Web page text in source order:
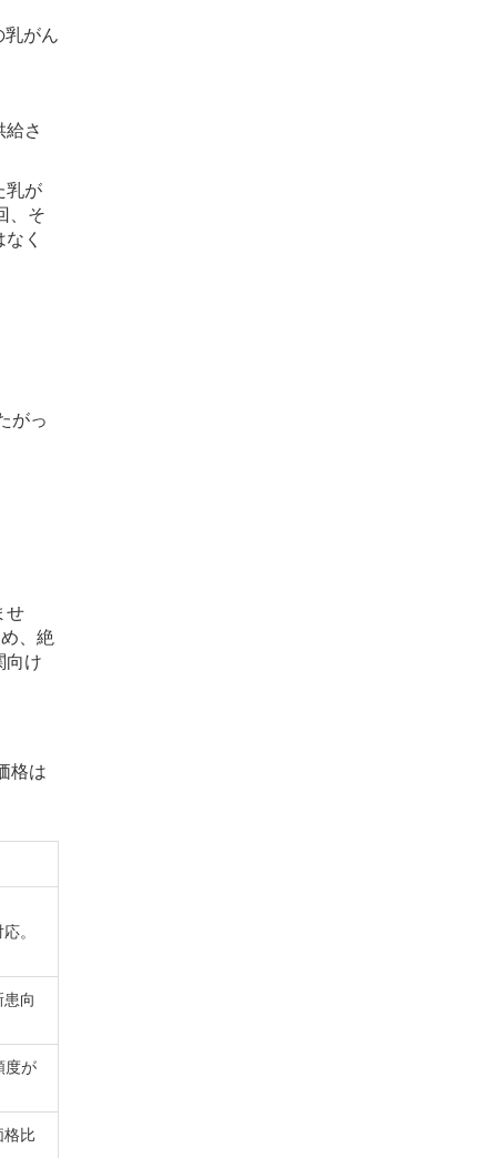
がん
さ
乳が
、そ
く
がっ
せ
、絶
向け
格は
。
向
度が
比